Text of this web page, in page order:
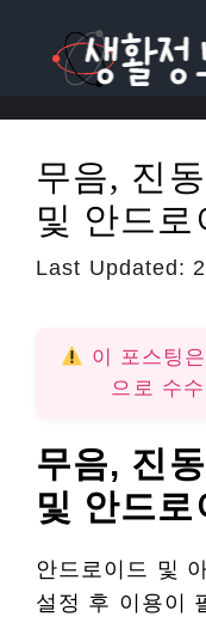
로
무음, 진
및 안드로
Last Updated:
이 포스팅
으로 수
무음, 진
및 안드로
안드로이드 및
설정 후 이용이